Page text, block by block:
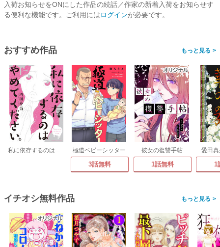
入荷お知らせをONにした作品の続話／作家の新着入荷をお知らせす
る便利な機能です。ご利用にはログインが必要です。
おすすめ作品 >
私に依存するのはやめてください。 極道ベビーシッター
3話無料
彼女の復讐手帖
1話無料
愛田
1
イチオシ無料作品 >